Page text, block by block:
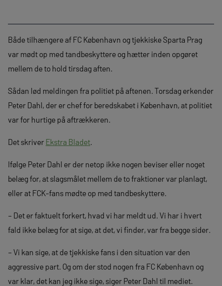
Både tilhængere af FC København og tjekkiske Sparta Prag
var mødt op med tandbeskyttere og hætter inden opgøret
mellem de to hold tirsdag aften.
Sådan lød meldingen fra politiet på aftenen. Torsdag erkender
Peter Dahl, der er chef for beredskabet i København, at politiet
var for hurtige på aftrækkeren.
Det skriver Ekstra Bladet.
Ifølge Peter Dahl er der netop ikke nogen beviser eller noget
belæg for, at slagsmålet mellem de to fraktioner var planlagt,
eller at FCK-fans mødte op med tandbeskyttere.
– Det er faktuelt forkert, hvad vi har meldt ud. Vi har i hvert
fald ikke belæg for at sige, at det, vi finder, var fra begge sider.
– Vi kan sige, at de tjekkiske fans i den situation var den
aggressive part. Og om der stod nogen fra FC København og
var klar, det kan jeg ikke sige, siger Peter Dahl til mediet.